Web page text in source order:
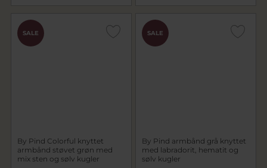
SALE
By Pind Colorful knyttet
armbånd støvet grøn med
mix sten og sølv kugler
SALE
By Pind armbånd grå knyttet
med labradorit, hematit og
sølv kugler